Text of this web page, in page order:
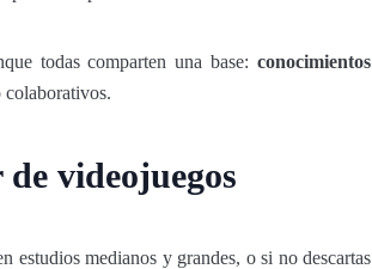
todas comparten una base: conocimientos
videojuegos
estudios medianos y grandes, o si no descartas